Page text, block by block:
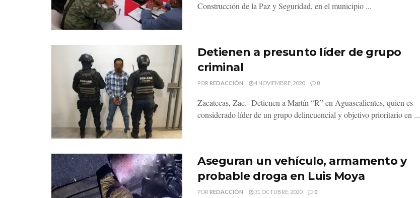
Construcción de la Paz y Seguridad, en el municipio ...
Detienen a presunto líder de grupo
criminal
POR REDACCIÓN 4 NOVIEMBRE, 2020 0
Zacatecas, Zac.- Detienen a Martín “R” en Aguascalientes, quien es
considerado líder de un grupo delincuencial y objetivo prioritario en ...
Aseguran un vehículo, armamento y
probable droga en Luis Moya
POR REDACCIÓN 31 OCTUBRE, 2020 0